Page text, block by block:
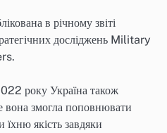
в річному звіті
досліджень Military
року Україна також
вона змогла поповнювати
їхню якість завдяки